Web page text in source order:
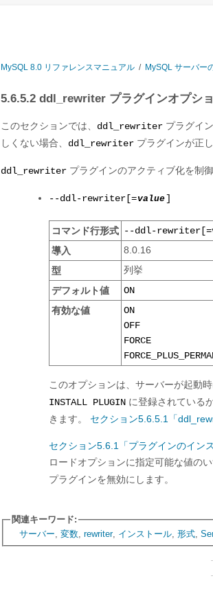
MySQL 8.0 リファレンスマニュアル / MySQL サーバー
5.6.5.2 ddl_rewriter プラグインオプシ
このセクションでは、 ddl_rewriter プラグイ
しくない場合、 ddl_rewriter プラグインが正
ddl_rewriter プラグインのアクティブ化を制
--ddl-rewriter[=value
コマンド行形式 --ddl-
導入 8.0.16
型 列挙
デフォルト値 ON
有効な値
ON
OFF
FORCE
このオプションは、サーバーが起動時
INSTALL PLUGIN に登録されているか
きます。 セクション5.6.5.1「
セクション5.6.1「プラグインのイン
ロードオプションに指定可能な値の
プラグインを無効にします。
関連キーワード:
サーバー 変数, rewriter, インストール, 形式,